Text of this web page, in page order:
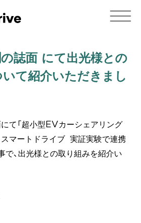
誌面 にて出光様との
て紹介いただきまし
て「超小型EVカーシェアリング
マートドライブ 実証実験で連携
で、出光様との取り組みを紹介い